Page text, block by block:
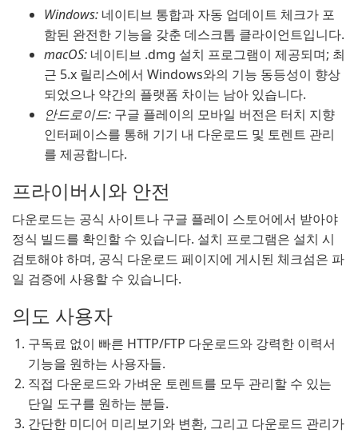
Windows: 네이티브 통합과 자동 업데이트 체크가 포
함된 완전한 기능을 갖춘 데스크톱 클라이언트입니다.
macOS: 네이티브 .dmg 설치 프로그램이 제공되며; 최
근 5.x 릴리스에서 Windows와의 기능 동등성이 향상
되었으나 약간의 플랫폼 차이는 남아 있습니다.
안드로이드: 구글 플레이의 모바일 버전은 터치 지향
인터페이스를 통해 기기 내 다운로드 및 토렌트 관리
를 제공합니다.
프라이버시와 안전
다운로드는 공식 사이트나 구글 플레이 스토어에서 받아야
정식 빌드를 확인할 수 있습니다. 설치 프로그램은 설치 시
검토해야 하며, 공식 다운로드 페이지에 게시된 체크섬은 파
일 검증에 사용할 수 있습니다.
의도 사용자
구독료 없이 빠른 HTTP/FTP 다운로드와 강력한 이력서
기능을 원하는 사용자들.
직접 다운로드와 가벼운 토렌트를 모두 관리할 수 있는
단일 도구를 원하는 분들.
간단한 미디어 미리보기와 변환, 그리고 다운로드 관리가